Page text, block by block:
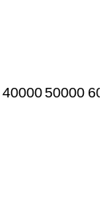
4000050000